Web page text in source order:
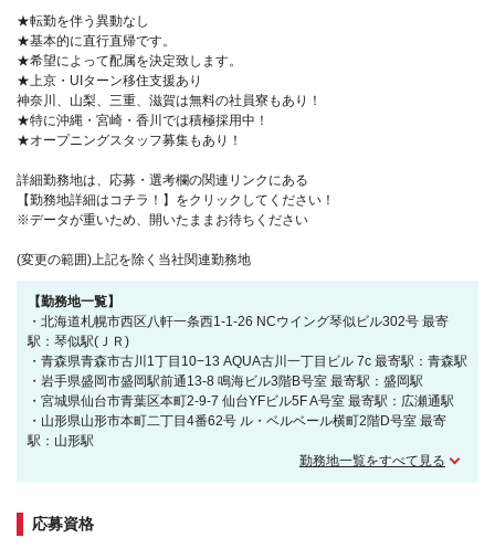
★転勤を伴う異動なし
★基本的に直行直帰です。
★希望によって配属を決定致します。
★上京・UIターン移住支援あり
神奈川、山梨、三重、滋賀は無料の社員寮もあり！
★特に沖縄・宮崎・香川では積極採用中！
★オープニングスタッフ募集もあり！
詳細勤務地は、応募・選考欄の関連リンクにある
【勤務地詳細はコチラ！】をクリックしてください！
※データが重いため、開いたままお待ちください
(変更の範囲)上記を除く当社関連勤務地
【勤務地一覧】
・北海道札幌市西区八軒一条西1-1-26 NCウイング琴似ビル302号 最寄
駅：琴似駅(ＪＲ)
・青森県青森市古川1丁目10−13 AQUA古川一丁目ビル 7c 最寄駅：青森駅
・岩手県盛岡市盛岡駅前通13-8 鳴海ビル3階B号室 最寄駅：盛岡駅
・宮城県仙台市青葉区本町2-9-7 仙台YFビル5F A号室 最寄駅：広瀬通駅
・山形県山形市本町二丁目4番62号 ル・ベルベール横町2階D号室 最寄
駅：山形駅
勤務地一覧をすべて見る
応募資格